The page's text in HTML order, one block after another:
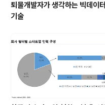
퇴물개발자가 생각하는 빅데이터
기술